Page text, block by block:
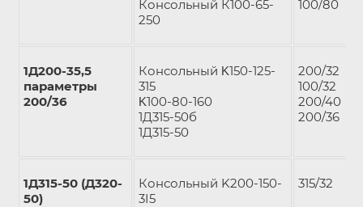
Консольный К100-65-
250
100/80
1Д200-35,5
параметры
200/36
Консольный Κ150-125-
315
Κ100-80-160
1Д315-50б
1Д315-50
200/32
100/32
200/40
200/36
1Д315-50 (Д320-
50)
Консольный K200-150-
3I5
315/32